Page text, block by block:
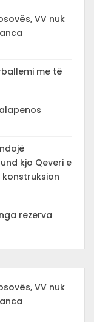
VV nuk
me të
kjo Qeveri e
rezerva
VV nuk